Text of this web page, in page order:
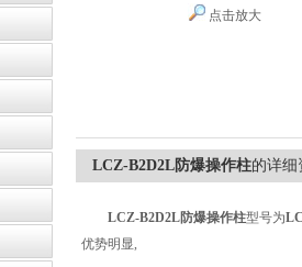
点击放大
LCZ-B2D2L防爆操作柱的详细
LCZ-B2D2L防爆操作柱型号为
优势明显,